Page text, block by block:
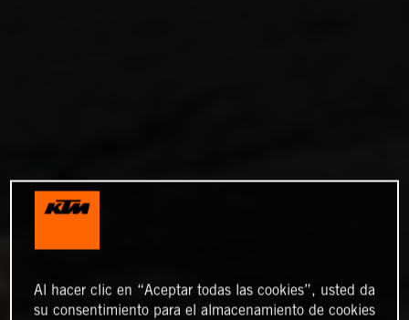
Al hacer clic en “Aceptar todas las cookies”, usted da
su consentimiento para el almacenamiento de cookies